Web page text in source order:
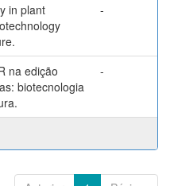
in plant
-
na edição
biotecnologia
-